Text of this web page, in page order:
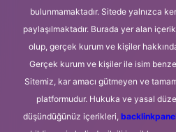
bulunmamaktadır. Sitede yalnızca
paylaşılmaktadır. Burada yer alan
olup, gerçek kurum ve kişiler
Gerçek kurum ve kişiler ile isim
Sitemiz, kar amacı gütmeyen ve
platformudur. Hukuka ve yasal
düşündüğünüz içerikleri,